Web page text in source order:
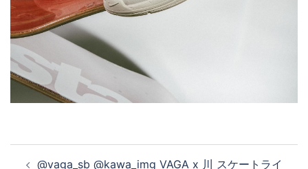
@vaga_sb @kawa_img VAGA x 川 スケートライ